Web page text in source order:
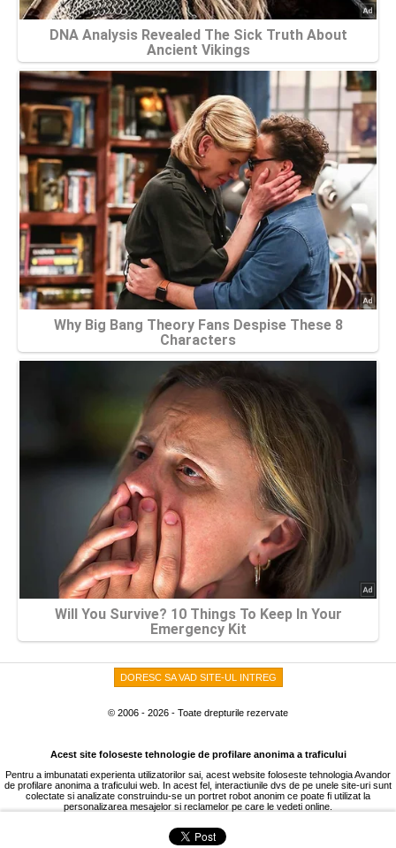
DORESC SA VAD SITE-UL INTREG
© 2006 - 2026 - Toate drepturile rezervate
Acest site foloseste tehnologie de profilare anonima a traficului
Pentru a imbunatati experienta utilizatorilor sai, acest website foloseste tehnologia Avandor
de profilare anonima a traficului web. In acest fel, interactiunile dvs de pe unele site-uri sunt
colectate si analizate construindu-se un portret robot anonim ce poate fi utilizat la
personalizarea mesajelor si reclamelor pe care le vedeti online.
Sistemul este 100% anonim si nu contine nici o informatie care va poate identifica personal.
Aflati mai multe despre cum functioneaza Avandor, utilizarea de cookies, drepturile si